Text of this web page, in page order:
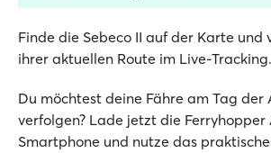
Finde die Sebeco II auf der Karte und
ihrer aktuellen Route im Live-Tracking.
Du möchtest deine Fähre am Tag der
verfolgen? Lade jetzt die
Smartphone und nutze das